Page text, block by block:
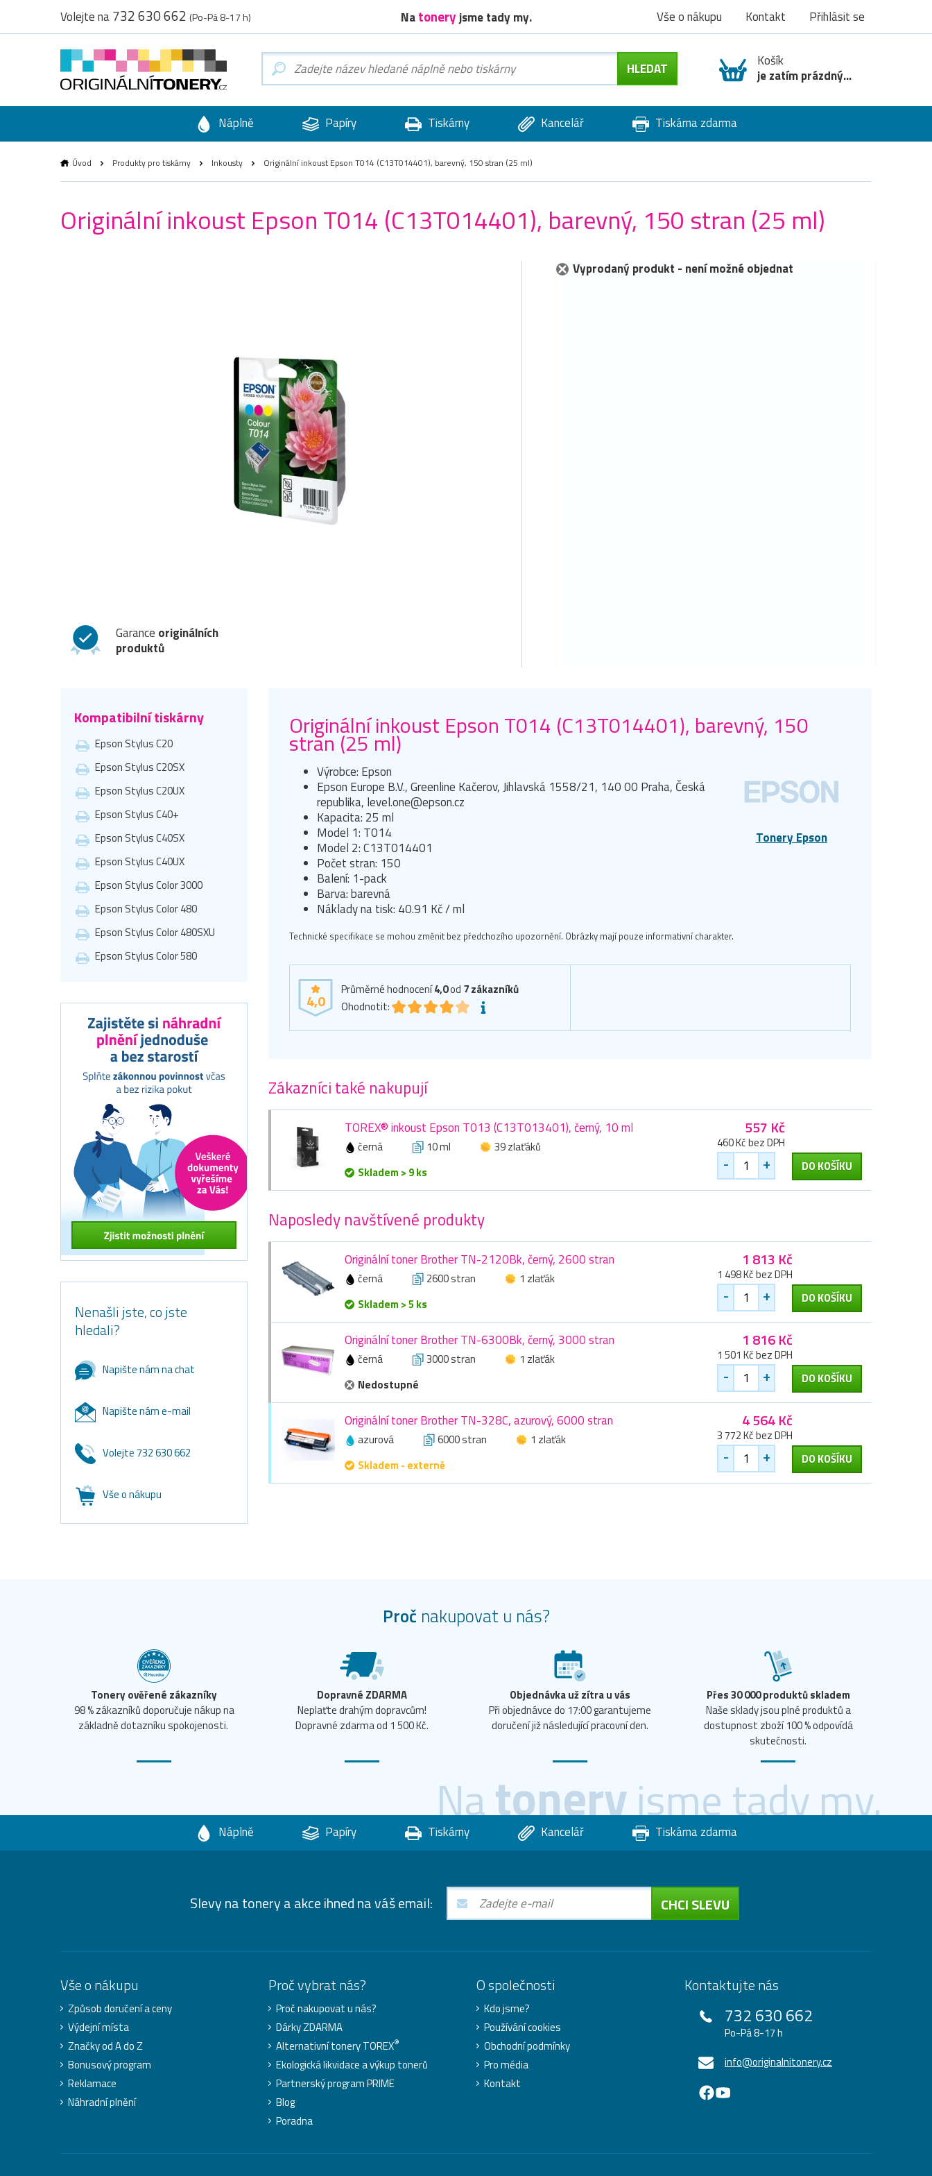
Volejte na732 630 662 (Po-Pá 8-17 h) Natoneryjsme tady my. Vše o nákupu Kontakt Přihlásit se
Košík
je zatím prázdný...
Náplně Papíry Tiskárny Kancelář Tiskárna zdarma
Úvod Produkty pro tiskárny Inkousty Originální inkoust Epson T014 (C13T014401), barevný, 150 stran (25 ml)
Originální inkoust Epson T014 (C13T014401), barevný, 150 stran (25 ml)
Garance originálních
produktů
Vyprodaný produkt - není možné objednat
Kompatibilní tiskárny
Epson Stylus C20
Epson Stylus C20SX
Epson Stylus C20UX
Epson Stylus C40+
Epson Stylus C40SX
Epson Stylus C40UX
Epson Stylus Color 3000
Epson Stylus Color 480
Epson Stylus Color 480SXU
Epson Stylus Color 580
Nenašli jste, co jste
hledali?
Napište nám na chat
Napište nám e-mail
Volejte 732 630 662
Vše o nákupu
Originální inkoust Epson T014 (C13T014401), barevný, 150
stran (25 ml)
Tonery Epson
Výrobce: Epson
Epson Europe B.V., Greenline Kačerov, Jihlavská 1558/21, 140 00 Praha, Česká
republika, level.one@epson.cz
Kapacita: 25 ml
Model 1: T014
Model 2: C13T014401
Počet stran: 150
Balení: 1-pack
Barva: barevná
Náklady na tisk: 40.91 Kč / ml
Technické specifikace se mohou změnit bez předchozího upozornění. Obrázky mají pouze informativní charakter.
4,0
Průměrné hodnocení4,0od 7zákazníků
Ohodnotit:
Zákazníci také nakupují
TOREX® inkoust Epson T013 (C13T013401), černý, 10 ml
černá 10 ml
39 zlaťáků
Skladem > 9 ks
557 Kč
460 Kč bez DPH
- + DO KOŠÍKU
Naposledy navštívené produkty
Originální toner Brother TN-2120Bk, černý, 2600 stran
černá 2600 stran
1 zlaťák
Skladem > 5 ks
1 813 Kč
1 498 Kč bez DPH
- + DO KOŠÍKU
Originální toner Brother TN-6300Bk, černý, 3000 stran
černá 3000 stran
1 zlaťák
Nedostupné
1 816 Kč
1 501 Kč bez DPH
- + DO KOŠÍKU
Originální toner Brother TN-328C, azurový, 6000 stran
azurová 6000 stran
1 zlaťák
Skladem - externě
4 564 Kč
3 772 Kč bez DPH
- + DO KOŠÍKU
Proč nakupovat u nás?
Tonery ověřené zákazníky
98 % zákazníků doporučuje nákup na
základně dotazníku spokojenosti.
Dopravné ZDARMA
Neplaťte drahým dopravcům!
Dopravné zdarma od 1 500 Kč.
Objednávka už zítra u vás
Při objednávce do 17:00 garantujeme
doručení již následující pracovní den.
Přes 30 000 produktů skladem
Naše sklady jsou plné produktů a
dostupnost zboží 100 % odpovídá
skutečnosti.
Natoneryjsme tady my.
Náplně Papíry Tiskárny Kancelář Tiskárna zdarma
Slevy na tonery a akce ihned na váš email: CHCI SLEVU
Vše o nákupu
Způsob doručení a ceny
Výdejní místa
Značky od A do Z
Bonusový program
Reklamace
Náhradní plnění
Proč vybrat nás?
Proč nakupovat u nás?
Dárky ZDARMA
Alternativní tonery TOREX®
Ekologická likvidace a výkup tonerů
Partnerský program PRIME
Blog
Poradna
O společnosti
Kdo jsme?
Používání cookies
Obchodní podmínky
Pro média
Kontakt
Kontaktujte nás
732 630 662
Po-Pá 8-17 h
info@originalnitonery.cz